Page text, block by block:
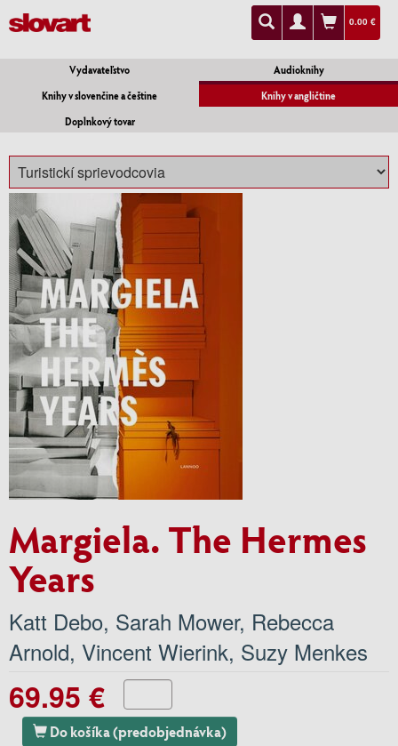
0.00 €
Vydavateľstvo
Audioknihy
Knihy v slovenčine a češtine
Knihy v angličtine
Doplnkový tovar
Margiela. The Hermes
Years
Katt Debo, Sarah Mower, Rebecca
Arnold, Vincent Wierink, Suzy Menkes
69.95 €
Do košíka (predobjednávka)